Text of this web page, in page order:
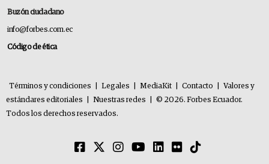
Buzón ciudadano
info@forbes.com.ec
Código de ética
Términos y condiciones Legales MediaKit Contacto
Valores y
estándares editoriales
Nuestras redes
© 2026. Forbes Ecuador.
Todos los derechos reservados.